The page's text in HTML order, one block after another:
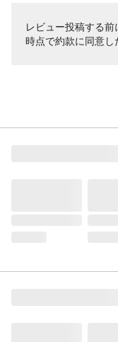
レビュー投稿する前
時点で約款に同意し